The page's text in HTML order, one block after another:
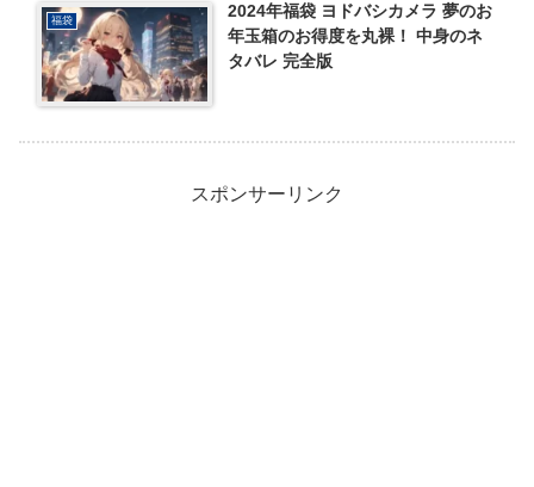
福袋
2024年福袋 ヨドバシカメラ 夢のお
年玉箱のお得度を丸裸！ 中身のネ
タバレ 完全版
スポンサーリンク